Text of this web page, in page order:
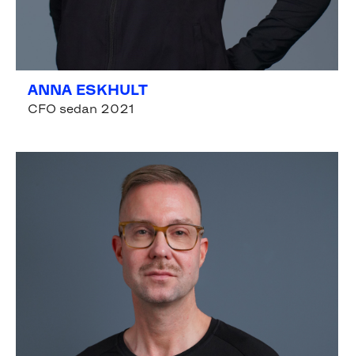
ANNA ESKHULT
CFO sedan 2021